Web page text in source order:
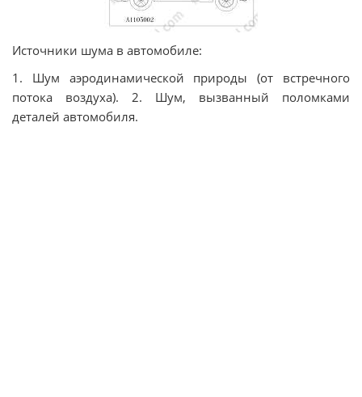
Источники шума в автомобиле:
1. Шум аэродинамической природы (от встречного
потока воздуха). 2. Шум, вызванный поломками
деталей автомобиля.